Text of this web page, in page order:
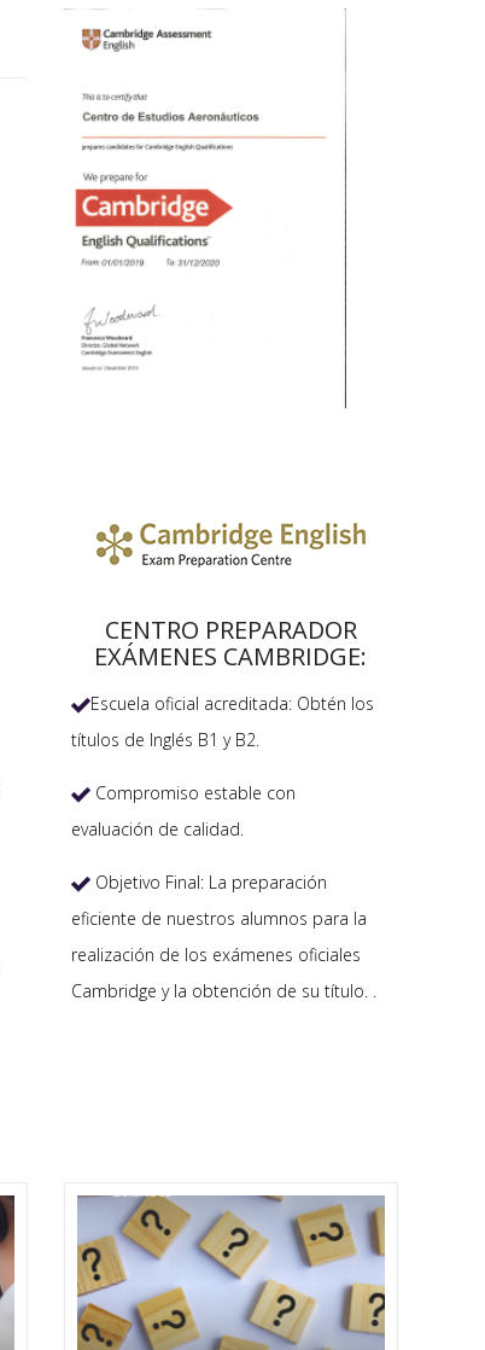
CENTRO PREPARADOR
EXÁMENES CAMBRIDGE:
Escuela oficial acreditada: Obtén los
títulos de Inglés B1 y B2.
Compromiso estable con
evaluación de calidad.
Objetivo Final: La preparación
eficiente de nuestros alumnos para la
realización de los exámenes oficiales
Cambridge y la obtención de su título. .